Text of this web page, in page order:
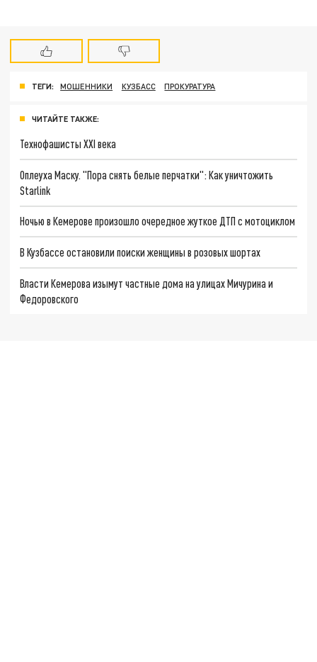
ТЕГИ: МОШЕННИКИ КУЗБАСС ПРОКУРАТУРА
ЧИТАЙТЕ ТАКЖЕ:
Технофашисты XXI века
Оплеуха Маску. "Пора снять белые перчатки": Как уничтожить
Starlink
Ночью в Кемерове произошло очередное жуткое ДТП с мотоциклом
В Кузбассе остановили поиски женщины в розовых шортах
Власти Кемерова изымут частные дома на улицах Мичурина и
Федоровского